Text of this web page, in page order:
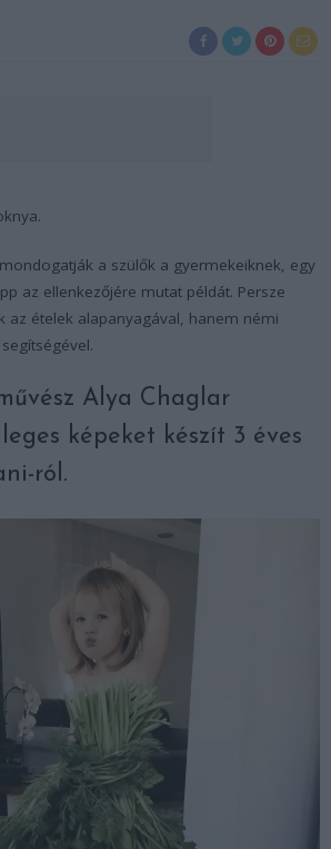
mondogatják a szülők a gyermekeiknek, egy
az ellenkezőjére mutat példát. Persze
az ételek alapanyagával, hanem némi
Alya Chaglar
képeket készít 3 éves
ról.